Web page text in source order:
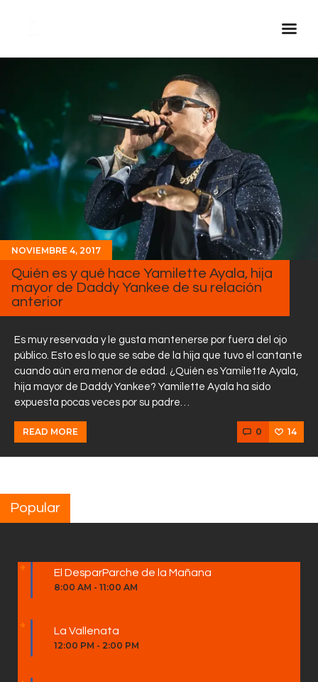
Inicio Real FM
Streaming
Descarga La APP
Programas
Noticias
Equipo
Sobre Nosotros
Contactos
NOVIEMBRE 4, 2017
Quién es y qué hace Yamilette Ayala, hija
mayor de Daddy Yankee de su relación
anterior
Es muy reservada y le gusta mantenerse por fuera del ojo
público. Esto es lo que se sabe de la hija que tuvo el cantante
cuando aún era menor de edad. ¿Quién es Yamilette Ayala,
hija mayor de Daddy Yankee? Yamilette Ayala ha sido
expuesta pocas veces por su padre…
READ MORE 0 14
Popular
El DesparParche de la Mañana
8:00 AM - 11:00 AM
La Vallenata
12:00 PM - 2:00 PM